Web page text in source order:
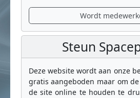
Wordt
Steun
Deze website wordt aan onze
gratis aangeboden maar om
de site online te houden te